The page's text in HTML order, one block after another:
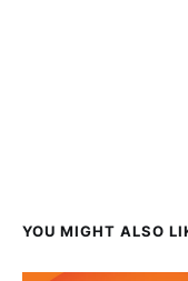
YOU MIGHT ALSO